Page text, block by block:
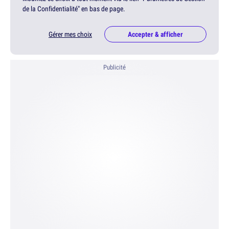
de la Confidentialité" en bas de page.
Gérer mes choix Accepter & afficher
Publicité